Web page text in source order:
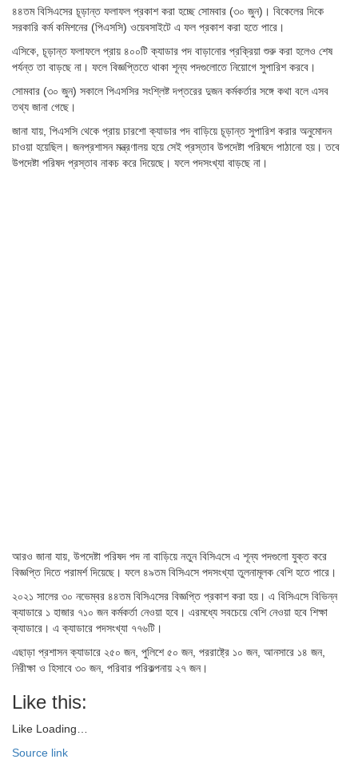
৪৪তম বিসিএসের চূড়ান্ত ফলাফল প্রকাশ করা হচ্ছে সোমবার (৩০ জুন)। বিকেলের দিকে
সরকারি কর্ম কমিশনের (পিএসসি) ওয়েবসাইটে এ ফল প্রকাশ করা হতে পারে।
এসিকে, চূড়ান্ত ফলাফলে প্রায় ৪০০টি ক্যাডার পদ বাড়ানোর প্রক্রিয়া শুরু করা হলেও শেষ
পর্যন্ত তা বাড়ছে না। ফলে বিজ্ঞপ্তিতে থাকা শূন্য পদগুলোতে নিয়োগে সুপারিশ করবে।
সোমবার (৩০ জুন) সকালে পিএসসির সংশ্লিষ্ট দপ্তরের দুজন কর্মকর্তার সঙ্গে কথা বলে এসব
তথ্য জানা গেছে।
জানা যায়, পিএসসি থেকে প্রায় চারশো ক্যাডার পদ বাড়িয়ে চূড়ান্ত সুপারিশ করার অনুমোদন
চাওয়া হয়েছিল। জনপ্রশাসন মন্ত্রণালয় হয়ে সেই প্রস্তাব উপদেষ্টা পরিষদে পাঠানো হয়। তবে
উপদেষ্টা পরিষদ প্রস্তাব নাকচ করে দিয়েছে। ফলে পদসংখ্যা বাড়ছে না।
আরও জানা যায়, উপদেষ্টা পরিষদ পদ না বাড়িয়ে নতুন বিসিএসে এ শূন্য পদগুলো যুক্ত করে
বিজ্ঞপ্তি দিতে পরামর্শ দিয়েছে। ফলে ৪৯তম বিসিএসে পদসংখ্যা তুলনামূলক বেশি হতে পারে।
২০২১ সালের ৩০ নভেম্বর ৪৪তম বিসিএসের বিজ্ঞপ্তি প্রকাশ করা হয়। এ বিসিএসে বিভিন্ন
ক্যাডারে ১ হাজার ৭১০ জন কর্মকর্তা নেওয়া হবে। এরমধ্যে সবচেয়ে বেশি নেওয়া হবে শিক্ষা
ক্যাডারে। এ ক্যাডারে পদসংখ্যা ৭৭৬টি।
এছাড়া প্রশাসন ক্যাডারে ২৫০ জন, পুলিশে ৫০ জন, পররাষ্ট্রে ১০ জন, আনসারে ১৪ জন,
নিরীক্ষা ও হিসাবে ৩০ জন, পরিবার পরিকল্পনায় ২৭ জন।
Like this:
Like Loading…
Source link